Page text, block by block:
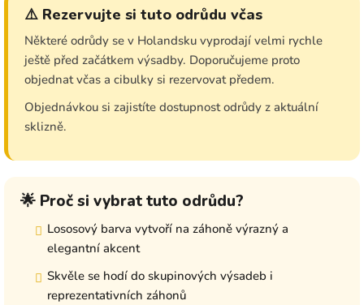
⚠️ Rezervujte si tuto odrůdu včas
Některé odrůdy se v Holandsku vyprodají velmi rychle
ještě před začátkem výsadby. Doporučujeme proto
objednat včas a cibulky si rezervovat předem.
Objednávkou si zajistíte dostupnost odrůdy z aktuální
sklizně.
🌟 Proč si vybrat tuto odrůdu?
Lososový barva vytvoří na záhoně výrazný a
elegantní akcent
Skvěle se hodí do skupinových výsadeb i
reprezentativních záhonů